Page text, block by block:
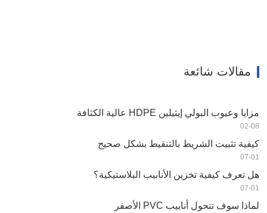
مقالات شائعة
مزايا وعيوب البولي إيثيلين HDPE عالية الكثافة
02-08
كيفية تثبيت الشريط بالتنقيط بشكل صحيح
07-01
هل تعرف كيفية تخزين الأنابيب البلاستيكية؟
07-01
لماذا سوف تتحول أنابيب PVC الأصفر